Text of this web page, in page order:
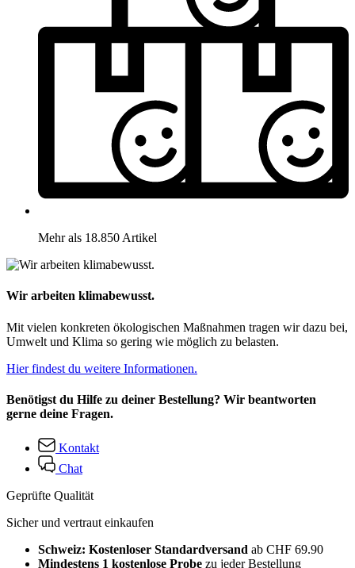
Mehr als 18.850 Artikel
Wir arbeiten klimabewusst.
Mit vielen konkreten ökologischen Maßnahmen tragen wir dazu bei,
Umwelt und Klima so gering wie möglich zu belasten.
Hier findest du weitere Informationen.
Benötigst du Hilfe zu deiner Bestellung? Wir beantworten
gerne deine Fragen.
Kontakt
Chat
Geprüfte Qualität
Sicher und vertraut einkaufen
Schweiz: Kostenloser Standardversand ab CHF 69.90
Mindestens 1 kostenlose Probe zu jeder Bestellung